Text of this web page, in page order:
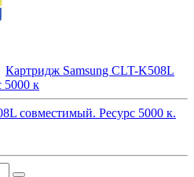
Картридж Samsung CLT-K508L
5000 к
совместимый. Ресурс 5000 к.